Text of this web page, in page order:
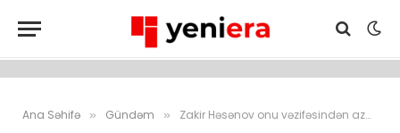
Ana Səhifə » Gündəm » Zakir Həsənov onu vəzifəsindən azad etdi